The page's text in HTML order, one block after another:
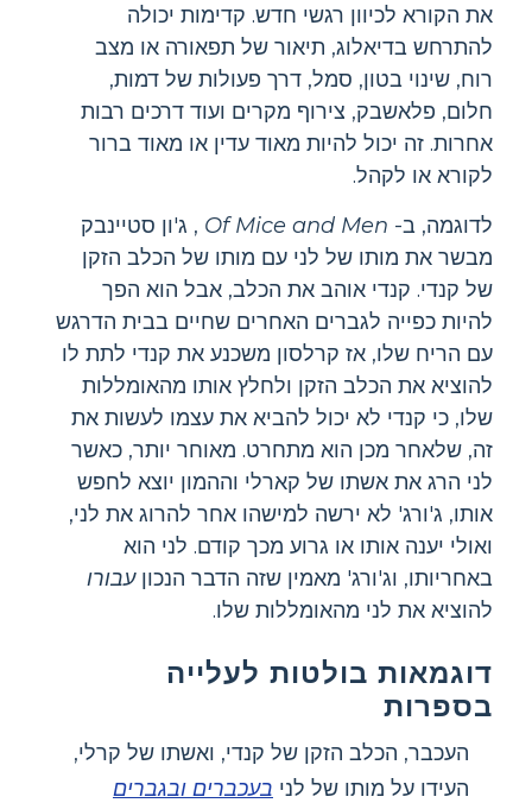
את הקורא לכיוון רגשי חדש. קדימות יכולה
להתרחש בדיאלוג, תיאור של תפאורה או מצב
רוח, שינוי בטון, סמל, דרך פעולות של דמות,
חלום, פלאשבק, צירוף מקרים ועוד דרכים רבות
אחרות. זה יכול להיות מאוד עדין או מאוד ברור
לקורא או לקהל.
לדוגמה, ב- Of Mice and Men , ג'ון סטיינבק
מבשר את מותו של לני עם מותו של הכלב הזקן
של קנדי. קנדי אוהב את הכלב, אבל הוא הפך
להיות כפייה לגברים האחרים שחיים בבית הדרגש
עם הריח שלו, אז קרלסון משכנע את קנדי ​​לתת לו
להוציא את הכלב הזקן ולחלץ אותו מהאומללות
שלו, כי קנדי ​​לא יכול להביא את עצמו לעשות את
זה, שלאחר מכן הוא מתחרט. מאוחר יותר, כאשר
לני הרג את אשתו של קארלי וההמון יוצא לחפש
אותו, ג'ורג' לא ירשה למישהו אחר להרוג את לני,
ואולי יענה אותו או גרוע מכך קודם. לני הוא
באחריותו, וג'ורג' מאמין שזה הדבר הנכוןעבורו
להוציא את לני מהאומללות שלו.
דוגמאות בולטות לעלייה
בספרות
העכבר, הכלב הזקן של קנדי, ואשתו של קרלי,
העידו על מותו של לני בעכברים ובגברים